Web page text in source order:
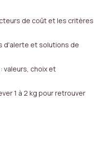
de coût et les critères
d'alerte et solutions de
valeurs, choix et
1 à 2 kg pour retrouver